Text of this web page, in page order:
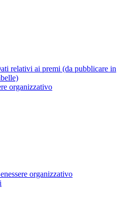
relativi ai premi (da pubblicare in
organizzativo
organizzativo